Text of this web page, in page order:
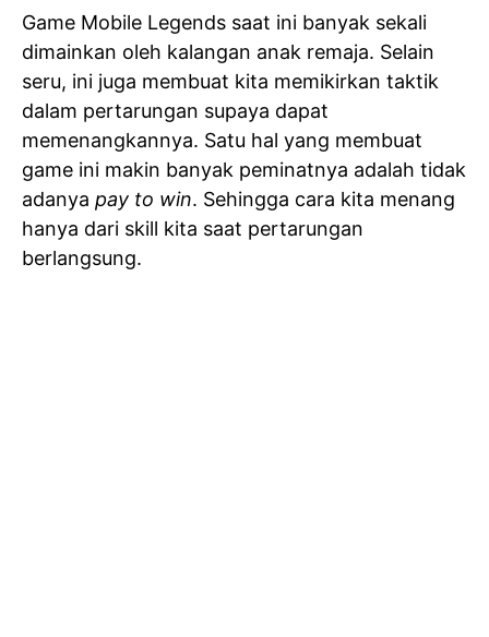
Game Mobile Legends saat ini banyak sekali
dimainkan oleh kalangan anak remaja. Selain
seru, ini juga membuat kita memikirkan taktik
dalam pertarungan supaya dapat
memenangkannya. Satu hal yang membuat
game ini makin banyak peminatnya adalah tidak
adanya pay to win. Sehingga cara kita menang
hanya dari skill kita saat pertarungan
berlangsung.